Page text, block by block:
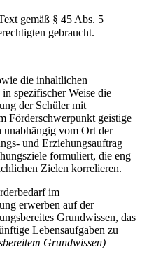
gemäß § 45 Abs. 5
gebraucht.
die inhaltlichen
spezifischer Weise die
der Schüler mit
Förderschwerpunkt geistige
vom Ort der
und Erziehungsauftrag
formuliert, die eng
Zielen korrelieren.
im
erwerben auf der
Grundwissen, das
Lebensaufgaben zu
Grundwissen)